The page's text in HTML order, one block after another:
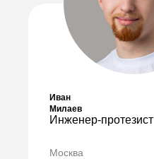
Иван
Милаев
Инженер-протезист
Москва